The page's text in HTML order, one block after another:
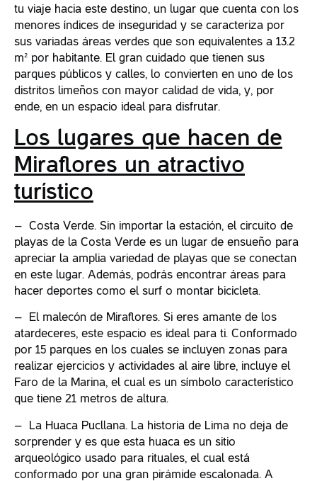
tu viaje hacia este destino, un lugar que cuenta con los
menores índices de inseguridad y se caracteriza por
sus variadas áreas verdes que son equivalentes a 13.2
m² por habitante. El gran cuidado que tienen sus
parques públicos y calles, lo convierten en uno de los
distritos limeños con mayor calidad de vida, y, por
ende, en un espacio ideal para disfrutar.
Los lugares que hacen de
Miraflores un atractivo
turístico
– Costa Verde. Sin importar la estación, el circuito de
playas de la Costa Verde es un lugar de ensueño para
apreciar la amplia variedad de playas que se conectan
en este lugar. Además, podrás encontrar áreas para
hacer deportes como el surf o montar bicicleta.
– El malecón de Miraflores. Si eres amante de los
atardeceres, este espacio es ideal para ti. Conformado
por 15 parques en los cuales se incluyen zonas para
realizar ejercicios y actividades al aire libre, incluye el
Faro de la Marina, el cual es un símbolo característico
que tiene 21 metros de altura.
– La Huaca Pucllana. La historia de Lima no deja de
sorprender y es que esta huaca es un sitio
arqueológico usado para rituales, el cual está
conformado por una gran pirámide escalonada. A